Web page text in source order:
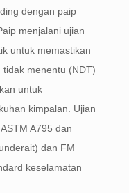
dengan paip
menjalani ujian
untuk memastikan
menentu (NDT)
untuk
kimpalan. Ujian
A795 dan
dan FM
keselamatan